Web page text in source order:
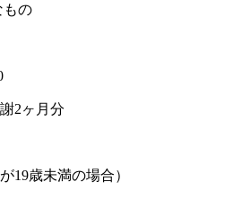
もの
2ヶ月分
19歳未満の場合）